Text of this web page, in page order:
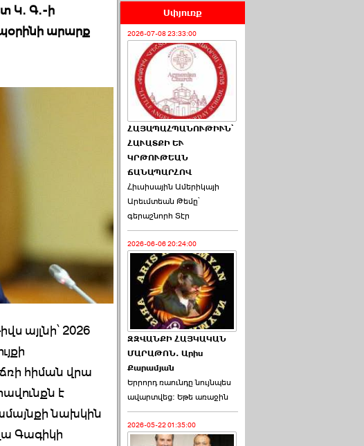
Կ. Գ.-ի
արարք
այլնի՝ 2026
հիման վրա
է
նախկին
Գագիկի
Սփյուռք
2026-07-08 23:33:00
ՀԱՅԱՊԱՀՊԱՆՈՒԹԻՒՆ՝
ՀԱՒԱՏՔԻ ԵՒ
ԿՐԹՈՒԹԵԱՆ
ՃԱՆԱՊԱՐՀՈՎ
Հիւսիսային Ամերիկայի
Արեւմտեան Թեմը՝
գերաշնորհ Տէր
2026-06-06 20:24:00
ԶԶՎԱՆՔԻ ՀԱՅԿԱԿԱՆ
ՄԱՐԱԹՈՆ. Արիս
Քարամյան
Երրորդ ռաունդը նույնպես
ավարտվեց։ Եթե առաջին
2026-05-22 01:35:00